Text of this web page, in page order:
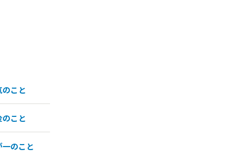
こと
こと
のこと